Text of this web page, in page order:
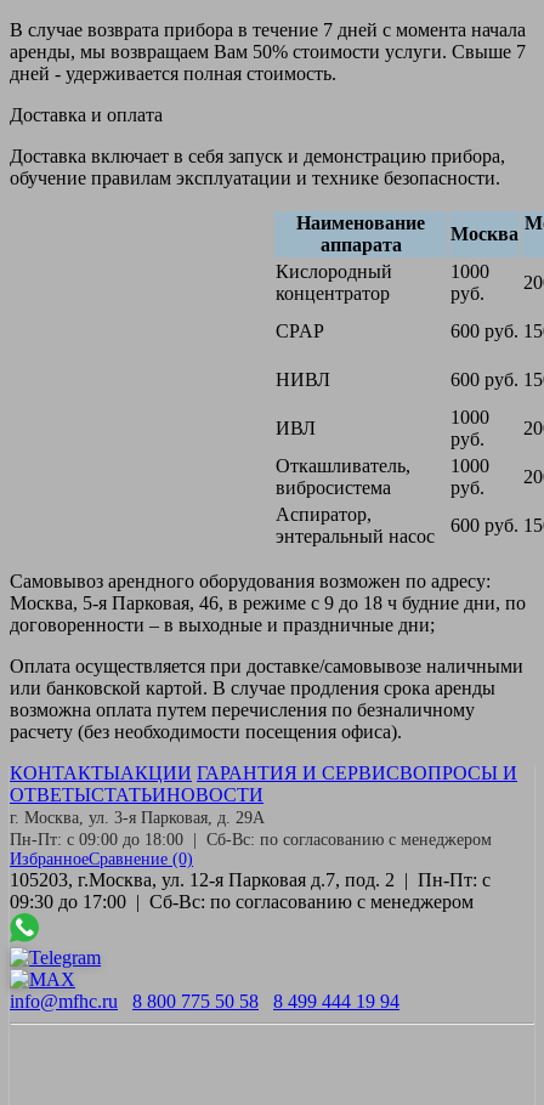
В случае возврата прибора в течение 7 дней с момента начала
аренды, мы возвращаем Вам 50% стоимости услуги. Свыше 7
дней - удерживается полная стоимость.
Доставка и оплата
Доставка включает в себя запуск и демонстрацию прибора,
обучение правилам эксплуатации и технике безопасности.
Наименование
аппарата
Москва
Кислородный
концентратор
1000
руб.
CPAP 600 руб.
НИВЛ 600 руб.
ИВЛ
1000
руб.
Откашливатель,
вибросистема
1000
руб.
Аспиратор,
энтеральный насос
600 руб.
Самовывоз арендного оборудования возможен по адресу:
Москва, 5-я Парковая, 46, в режиме с 9 до 18 ч будние дни, по
договоренности – в выходные и праздничные дни;
Оплата осуществляется при доставке/самовывозе наличными
или банковской картой. В случае продления срока аренды
возможна оплата путем перечисления по безналичному
расчету (без необходимости посещения офиса).
КОНТАКТЫАКЦИИ ГАРАНТИЯ И СЕРВИСВОПРОСЫ И
ОТВЕТЫСТАТЬИНОВОСТИ
г. Москва, ул. 3-я Парковая, д. 29А
Пн-Пт: с 09:00 до 18:00 | Сб-Вс: по согласованию с менеджером
ИзбранноеСравнение (0)
105203, г.Москва, ул. 12-я Парковая д.7, под. 2 | Пн-Пт: с
09:30 до 17:00 | Сб-Вс: по согласованию с менеджером
info@mfhc.ru 8 800 775 50 58 8 499 444 19 94